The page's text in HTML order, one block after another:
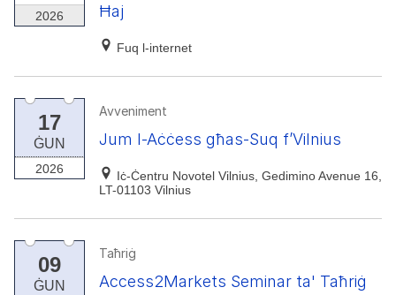
2026
Ħaj
Fuq l-internet
17
ĠUN
2026
Avveniment
Jum l-Aċċess għas-Suq f’Vilnius
Iċ-Ċentru Novotel Vilnius, Gedimino Avenue 16,
LT-01103 Vilnius
09
ĠUN
Taħriġ
Access2Markets Seminar ta' Taħriġ